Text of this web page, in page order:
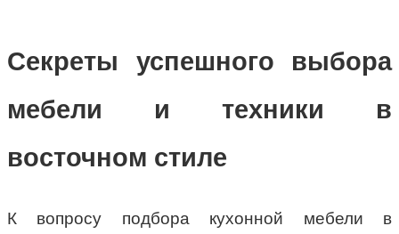
Секреты успешного выбора
мебели и техники в
восточном стиле
К вопросу подбора кухонной мебели в